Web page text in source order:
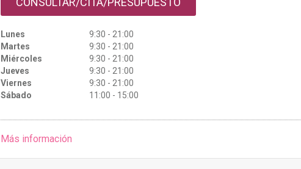
Lunes
9:30 - 21:00
Martes
9:30 - 21:00
Miércoles
9:30 - 21:00
Jueves
9:30 - 21:00
Viernes
9:30 - 21:00
Sábado
11:00 - 15:00
Más información